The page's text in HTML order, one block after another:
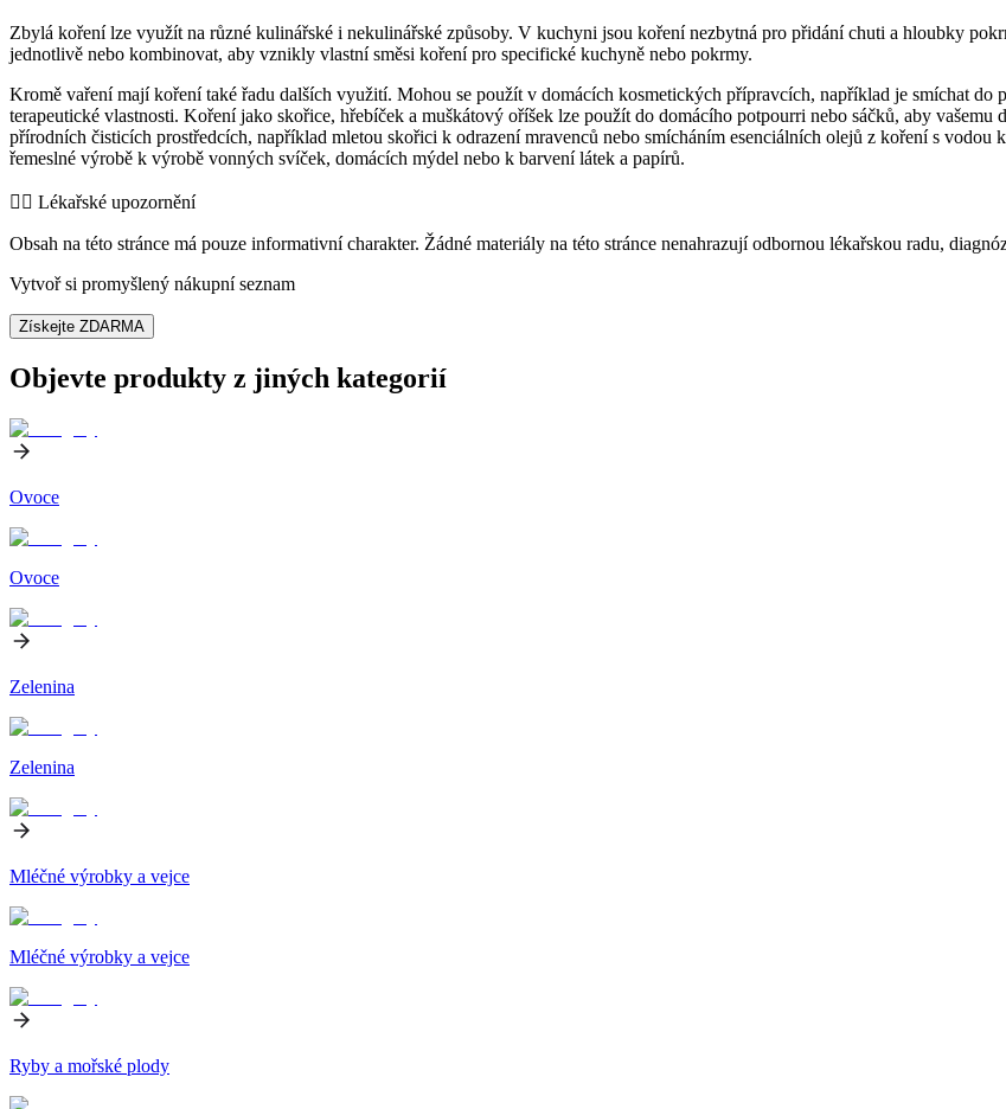
Zbylá koření lze využít na různé kulinářské i nekulinářské způsoby. V kuchyni jsou koření nezbytná pro přidání chuti a hloubky
jednotlivě nebo kombinovat, aby vznikly vlastní směsi koření pro specifické kuchyně nebo pokrmy.
Kromě vaření mají koření také řadu dalších využití. Mohou se použít v domácích kosmetických přípravcích, například je smíchat
terapeutické vlastnosti. Koření jako skořice, hřebíček a muškátový oříšek lze použít do domácího potpourri nebo sáčků, aby
přírodních čisticích prostředcích, například mletou skořici k odrazení mravenců nebo smícháním esenciálních olejů z koření s
řemeslné výrobě k výrobě vonných svíček, domácích mýdel nebo k barvení látek a papírů.
👨‍⚕️️ Lékařské upozornění
Obsah na této stránce má pouze informativní charakter. Žádné materiály na této stránce nenahrazují odbornou lékařskou radu,
Vytvoř si promyšlený nákupní seznam
Získejte ZDARMA
Objevte produkty z jiných kategorií
Ovoce
Ovoce
Zelenina
Zelenina
Mléčné výrobky a vejce
Mléčné výrobky a vejce
Ryby a mořské plody